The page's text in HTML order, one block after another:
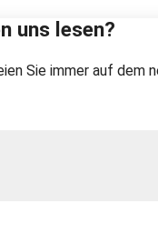
uns lesen?
Sie immer auf dem